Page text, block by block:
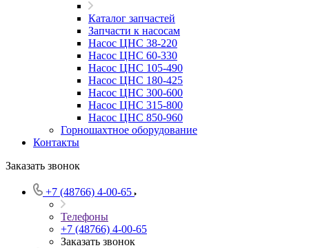
Каталог запчастей
Запчасти к насосам
Насос ЦНС 38-220
Насос ЦНС 60-330
Насос ЦНС 105-490
Насос ЦНС 180-425
Насос ЦНС 300-600
Насос ЦНС 315-800
Насос ЦНС 850-960
Горношахтное оборудование
Контакты
Заказать звонок
+7 (48766) 4-00-65
Телефоны
+7 (48766) 4-00-65
Заказать звонок